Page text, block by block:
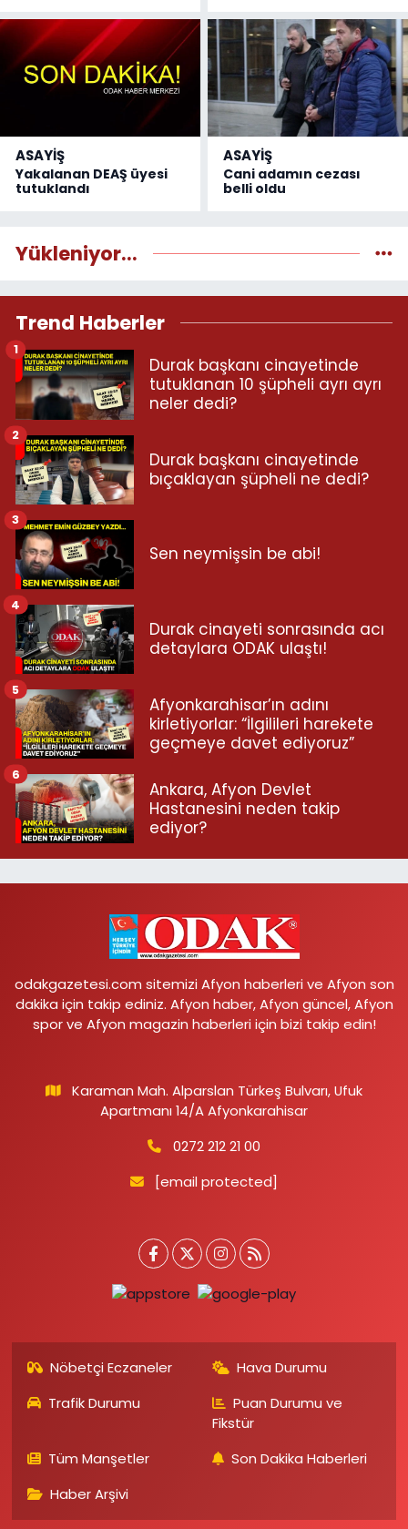
ASAYİŞ
Yakalanan DEAŞ üyesi
tutuklandı
ASAYİŞ
Cani adamın cezası
belli oldu
Yükleniyor...
Trend Haberler
Durak başkanı cinayetinde
tutuklanan 10 şüpheli ayrı ayrı
neler dedi?
1
Durak başkanı cinayetinde
bıçaklayan şüpheli ne dedi?
2
Sen neymişsin be abi!
3
Durak cinayeti sonrasında acı
detaylara ODAK ulaştı!
4
Afyonkarahisar’ın adını
kirletiyorlar: “İlgilileri harekete
geçmeye davet ediyoruz”
5
Ankara, Afyon Devlet
Hastanesini neden takip
ediyor?
6
odakgazetesi.com sitemizi Afyon haberleri ve Afyon son
dakika için takip ediniz. Afyon haber, Afyon güncel, Afyon
spor ve Afyon magazin haberleri için bizi takip edin!
Karaman Mah. Alparslan Türkeş Bulvarı, Ufuk
Apartmanı 14/A Afyonkarahisar
0272 212 21 00
[email protected]
Nöbetçi Eczaneler
Hava Durumu
Trafik Durumu
Puan Durumu ve
Fikstür
Tüm Manşetler
Son Dakika Haberleri
Haber Arşivi